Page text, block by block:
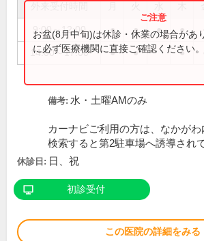
9:00～12:00 ● ● ● ●
14:00～17:00 ● ● ●
お盆(8月中旬)は休診・休業の場合があ
に必ず医療機関に直接ご確認ください。
備考: 水・土曜AMのみ
カーナビご利用の方は、なかが
検索すると第2駐車場へ誘導され
休診日: 日、祝
初診受付
この医院の詳細をみる